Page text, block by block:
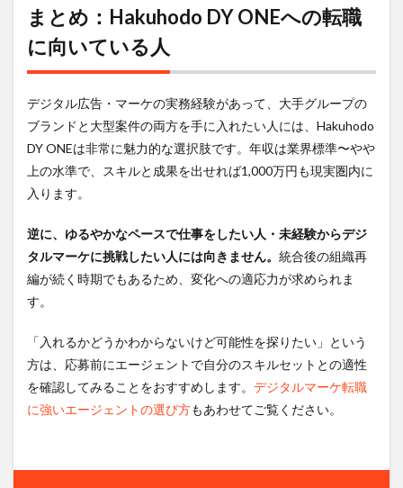
まとめ：Hakuhodo DY ONEへの転職
に向いている人
デジタル広告・マーケの実務経験があって、大手グループの
ブランドと大型案件の両方を手に入れたい人には、Hakuhodo
DY ONEは非常に魅力的な選択肢です。年収は業界標準〜やや
上の水準で、スキルと成果を出せれば1,000万円も現実圏内に
入ります。
逆に、ゆるやかなペースで仕事をしたい人・未経験からデジ
タルマーケに挑戦したい人には向きません。 統合後の組織再
編が続く時期でもあるため、変化への適応力が求められま
す。
「入れるかどうかわからないけど可能性を探りたい」という
方は、応募前にエージェントで自分のスキルセットとの適性
を確認してみることをおすすめします。 デジタルマーケ転職
に強いエージェントの選び方もあわせてご覧ください。